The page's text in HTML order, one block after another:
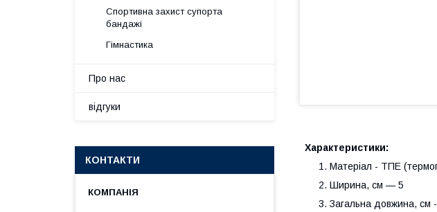
Характеристики:
Матеріал - ТПЕ
Ширина, см — 5
Загальна довжина, см
Спортивна захист супорта
бандажі
Гімнастика
Про нас
відгуки
КОНТАКТИ